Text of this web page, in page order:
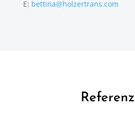
E: bettina@holzertrans.com